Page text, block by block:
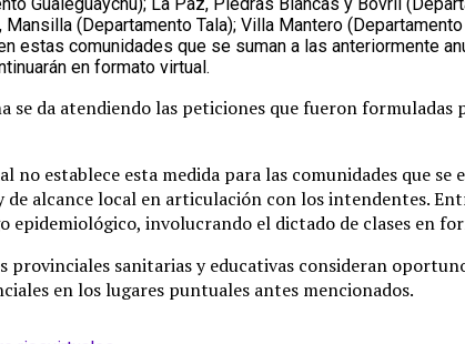
Mansilla (Departamento Tala); Villa Mantero
estas comunidades que se suman a las anteriormente
en formato virtual.
se da atendiendo las peticiones que fueron
no establece esta medida para las comunidades que
alcance local en articulación con los intendentes.
epidemiológico, involucrando el dictado de clases en
provinciales sanitarias y educativas consideran
en los lugares puntuales antes mencionados.